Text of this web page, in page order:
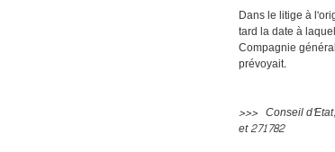
Dans le litige à
tard la date à
Compagnie
prévoyait.
>>> Conseil
et 271782